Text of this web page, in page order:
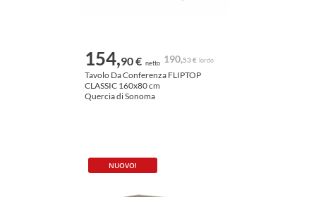
154,90 € netto 190,53 € lordo
Tavolo Da Conferenza FLIPTOP
CLASSIC 160x80 cm
Quercia di Sonoma
NUOVO!